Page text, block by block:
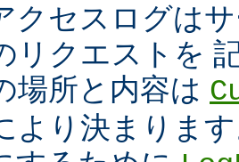
クセスログは
リクエストを
場所と内容は
より決まりま